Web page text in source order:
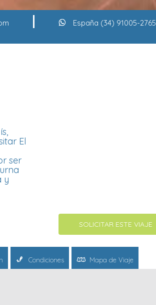
España (34) 91005-2765
El
ser
y
SOLICITAR ESTE VIAJE
Condiciones Mapa de Viaje